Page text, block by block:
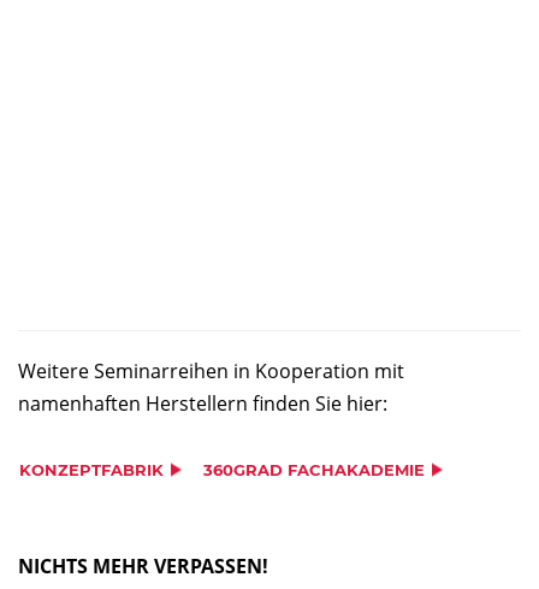
Weitere Seminarreihen in Kooperation mit
namenhaften Herstellern finden Sie hier:
KONZEPTFABRIK 360GRAD FACHAKADEMIE
NICHTS MEHR VERPASSEN!